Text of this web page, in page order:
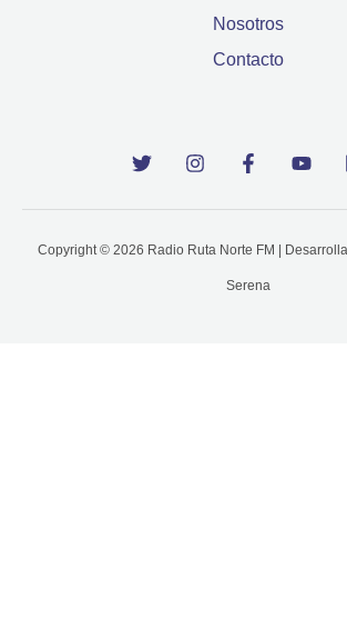
Nosotros
Contacto
Copyright © 2026 Radio Ruta Norte FM |
Serena